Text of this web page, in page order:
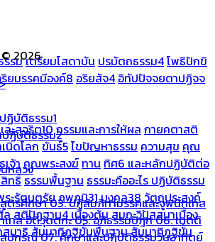
รรมเตรียมโสดาบัน ปรมัตถธรรม4โพธิปักขิ
ยมรรคมีองค์8 อริยสัจ4 อิทัปปัจจยตาปฏิจจ
ะสุจริต10กรรมและการให้ผล กายคตาสติ
นิดโลกขันธ์5ไขปัญหาธรรม ความสุข คุณ
จ้าคุณพระสงฆ์ ทาน ทิศ6 และหลักปฏิบัติต่อ
ทธิ์ธรรมพื้นฐาน ธรรมะคืออะไร ปฏิบัติธรรม
ระรัตนตรัยภพภูมิ31 มงคล38 วัตถุประสงค์
ลสติปัฏฐาน4 เบื้องต้นสมถะวิปัสสนาเบื้อง
มาธิสัมมาทิฏฐิขั้นพื้นฐานสัมมาทิฏฐิขั้น
© 2026
ฏิบัติธรรม1
ปฏิบัติธรรม2
หลวง
ตรศึกษา03. ปฏิสัมภิทามรรคและจูฬนิทเทส
เทส อิติวุตตกะ05. อภิธรรมปิฎก06. เนตติ
สปกรณ์07. ศึกษาและปฏิบัติธรรมวันอาทิตย์